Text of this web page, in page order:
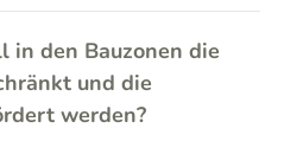
in den Bauzonen die
und die
werden?